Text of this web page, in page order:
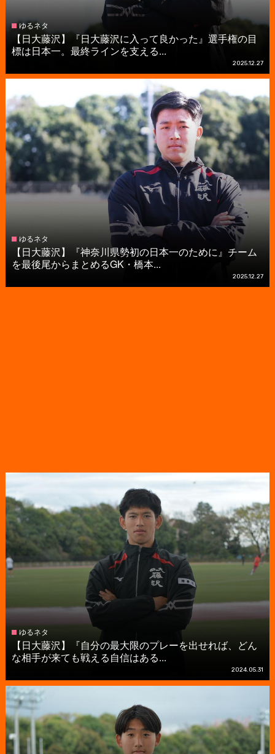
ゆるネタ
【日大藤沢】『日大藤沢に入って良かった』選手権の目
標は日本一。最終ラインを支える...
2025.12.27
ゆるネタ
【日大藤沢】『神奈川県勢初の日本一のために』チーム
を最後尾からまとめるGK・橋本...
2025.12.27
ゆるネタ
【日大藤沢】『自分の最大限のプレーを出せれば、どん
な相手が来ても戦える自信はある...
2024.05.31